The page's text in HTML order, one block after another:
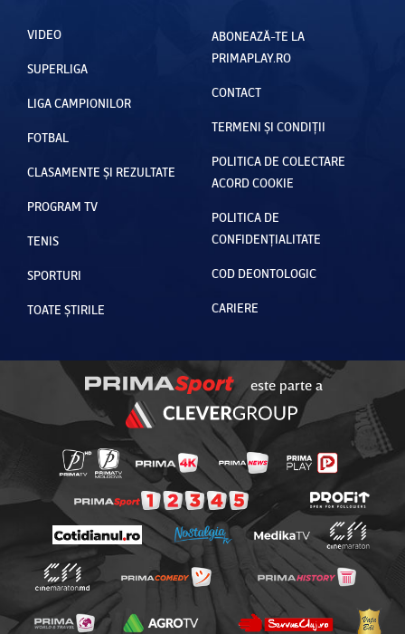
VIDEO
SUPERLIGA
LIGA CAMPIONILOR
FOTBAL
CLASAMENTE ȘI REZULTATE
PROGRAM TV
TENIS
SPORTURI
TOATE ȘTIRILE
ABONEAZĂ-TE LA
PRIMAPLAY.RO
CONTACT
TERMENI ȘI CONDIȚII
POLITICA DE COLECTARE
ACORD COOKIE
POLITICA DE
CONFIDENȚIALITATE
COD DEONTOLOGIC
CARIERE
este parte a